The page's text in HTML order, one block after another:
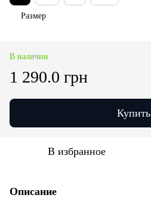
Размер
В наличии
1 290.0 грн
Купить
В избранное
Описание